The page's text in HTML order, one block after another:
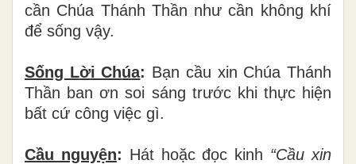
cần Chúa Thánh Thần như cần không khí
để sống vậy.
Sống Lời Chúa: Bạn cầu xin Chúa Thánh
Thần ban ơn soi sáng trước khi thực hiện
bất cứ công việc gì.
Cầu nguyện: Hát hoặc đọc kinh “Cầu xin